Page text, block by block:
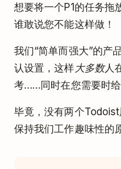
想要将一个P1的任务拖
谁敢说您不能这样做！
我们“简单而强大”的产
认设置，这样 大多数人
考……同时在您需要时给
毕竟，没有两个
保持我们工作趣味性的